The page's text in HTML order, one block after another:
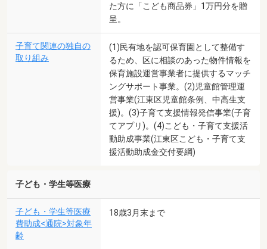
た方に「こども商品券」1万円分を贈
呈。
子育て関連の独自の
取り組み
(1)民有地を認可保育園として整備す
るため、区に相談のあった物件情報を
保育施設運営事業者に提供するマッチ
ングサポート事業。(2)児童館管理運
営事業(江東区児童館条例、中高生支
援)。(3)子育て支援情報発信事業(子育
てアプリ)。(4)こども・子育て支援活
動助成事業(江東区こども・子育て支
援活動助成金交付要綱)
子ども・学生等医療
子ども・学生等医療
費助成<通院>対象年
齢
18歳3月末まで